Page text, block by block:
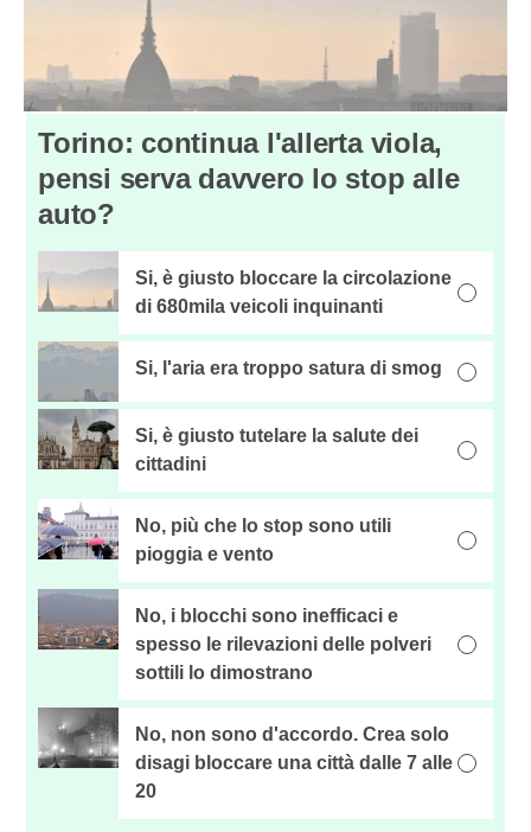
Torino: continua l'allerta viola,
pensi serva davvero lo stop alle
auto?
Si, è giusto bloccare la circolazione
di 680mila veicoli inquinanti
Si, l'aria era troppo satura di smog
Si, è giusto tutelare la salute dei
cittadini
No, più che lo stop sono utili
pioggia e vento
No, i blocchi sono inefficaci e
spesso le rilevazioni delle polveri
sottili lo dimostrano
No, non sono d'accordo. Crea solo
disagi bloccare una città dalle 7 alle
20